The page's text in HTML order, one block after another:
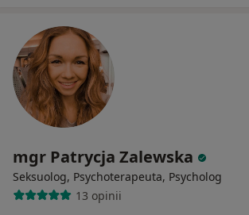
mgr Patrycja Zalewska
Seksuolog, Psychoterapeuta, Psycholog
13 opinii